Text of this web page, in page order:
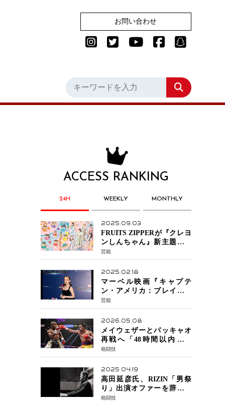
お問い合わせ
ACCESS RANKING
24H WEEKLY MONTHLY
2025.09.03
FRUITS ZIPPERが『クレヨ
ンしんちゃん』新主題歌を
担当
芸能
2025.02.18
マーベル映画『キャプテ
ン・アメリカ：ブレイブ・
ニュー・ワールド』 新ブラ
ック・ウィドウ役のシラ・
ハースとは！？
芸能
2026.05.08
メイウェザーとパッキャオ
再戦へ「48時間以内に決
着」公式戦かエキシビショ
ンか混迷続く
格闘技
2025.04.19
高田延彦氏、RIZIN「男祭
り」出演オファーを辞退
統括本部長時代の役目「す
格闘技